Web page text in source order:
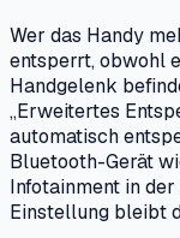
Wer das Handy
entsperrt, obwohl
Handgelenk
„Erweitertes
automatisch
Bluetooth-Gerät
Infotainment in
Einstellung bleibt